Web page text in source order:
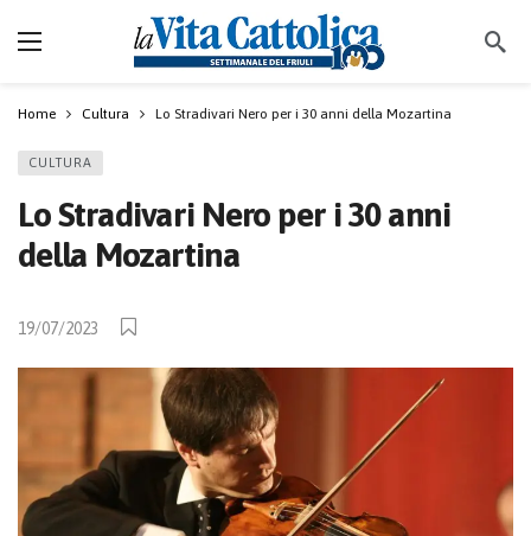
Home Cultura Lo Stradivari Nero per i 30 anni della Mozartina
CULTURA
Lo Stradivari Nero per i 30 anni
della Mozartina
19/07/2023